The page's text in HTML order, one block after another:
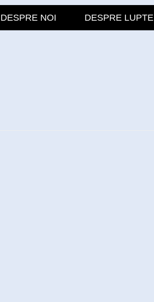
DESPRE NOI DESPRE LUPTE